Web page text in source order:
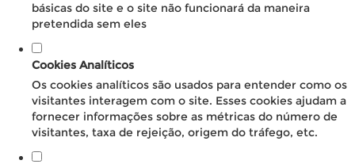
básicas do site e o site não funcionará da maneira
pretendida sem eles
Cookies Analíticos
Os cookies analíticos são usados para entender como os
visitantes interagem com o site. Esses cookies ajudam a
fornecer informações sobre as métricas do número de
visitantes, taxa de rejeição, origem do tráfego, etc.